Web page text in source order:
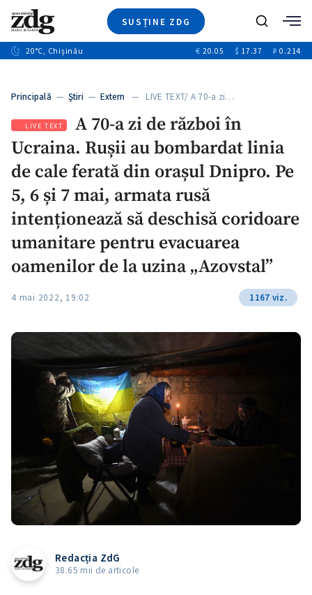
SUSȚINE ZDG
Ştiri
+6
Special
+1
Blog
+2
ZdGust
Caută
20°C, Chișinău € 20.05 $ 17.37 ₽ 0.214
Principală — Ştiri — Extern — LIVE TEXT/ A 70-a zi…
LIVE TEXT
A 70-a zi de război în
Ucraina. Rușii au bombardat linia
de cale ferată din orașul Dnipro. Pe
5, 6 și 7 mai, armata rusă
intenționează să deschisă coridoare
umanitare pentru evacuarea
oamenilor de la uzina „Azovstal”
4 mai 2022, 19:02 1167 viz.
Redacția ZdG
38.65 mii de articole